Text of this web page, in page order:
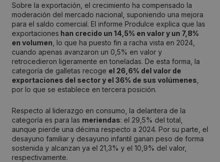
Sobre la exportación, el crecimiento ha compensado la
moderación del mercado nacional, suponiendo una mejora
para el saldo comercial. El informe Produlce explica que las
exportaciones han crecido un 14,5% en valor y un 7,8%
en volumen , lo que ha puesto fin a racha vista en 2024,
cuando apenas avanzaron un 0,5% en valor y
retrocedieron ligeramente en toneladas. De esta forma, la
categoría de galletas recoge el 26,6% del valor de
exportaciones del sector y el 36% de sus volúmenes
por lo que se establece en tercera posición.
Respecto al liderazgo en consumo, la delantera de la
categoría es para las meriendas: el 29,5% del total,
aunque pierde una décima respecto a 2024. Por su parte, el
desayuno familiar y desayuno infantil ganan peso de forma
sostenida y alcanzan ya el 21,3% y el 10,9% del valor,
respectivamente.